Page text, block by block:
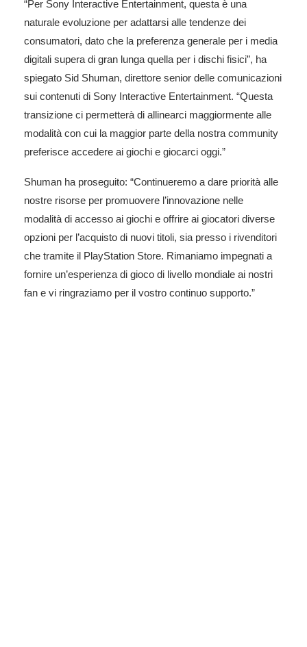
“Per Sony Interactive Entertainment, questa è una
naturale evoluzione per adattarsi alle tendenze dei
consumatori, dato che la preferenza generale per i media
digitali supera di gran lunga quella per i dischi fisici”, ha
spiegato Sid Shuman, direttore senior delle comunicazioni
sui contenuti di Sony Interactive Entertainment. “Questa
transizione ci permetterà di allinearci maggiormente alle
modalità con cui la maggior parte della nostra community
preferisce accedere ai giochi e giocarci oggi.”
Shuman ha proseguito: “Continueremo a dare priorità alle
nostre risorse per promuovere l’innovazione nelle
modalità di accesso ai giochi e offrire ai giocatori diverse
opzioni per l’acquisto di nuovi titoli, sia presso i rivenditori
che tramite il PlayStation Store. Rimaniamo impegnati a
fornire un’esperienza di gioco di livello mondiale ai nostri
fan e vi ringraziamo per il vostro continuo supporto.”